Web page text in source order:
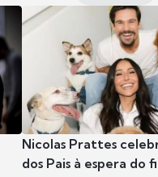
Nicolas Prattes
dos Pais à espera do